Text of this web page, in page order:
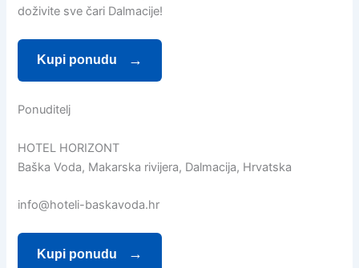
doživite sve čari Dalmacije!
Kupi ponudu
Ponuditelj
HOTEL HORIZONT
Baška Voda, Makarska rivijera, Dalmacija, Hrvatska
info@hoteli-baskavoda.hr
Kupi ponudu